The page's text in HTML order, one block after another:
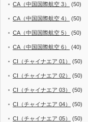
CA（中国国際航空 3） (50)
CA（中国国際航空 4） (50)
CA（中国国際航空 5） (50)
CA（中国国際航空 6） (40)
CI（チャイナエア 01） (50)
CI（チャイナエア 02） (50)
CI（チャイナエア 03） (50)
CI（チャイナエア 04） (50)
CI（チャイナエア 05） (50)